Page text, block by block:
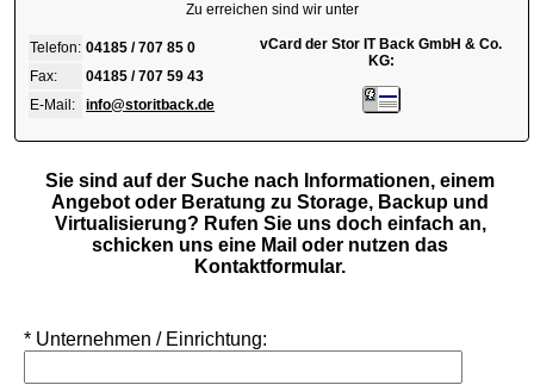
Zu erreichen sind wir unter
Telefon: 04185 / 707 85 0
vCard der Stor IT Back GmbH & Co.
KG:
Fax:
04185 / 707 59 43
E-Mail:
info@storitback.de
Sie sind auf der Suche nach Informationen, einem
Angebot oder Beratung zu Storage, Backup und
Virtualisierung? Rufen Sie uns doch einfach an,
schicken uns eine Mail oder nutzen das
Kontaktformular.
* Unternehmen / Einrichtung: